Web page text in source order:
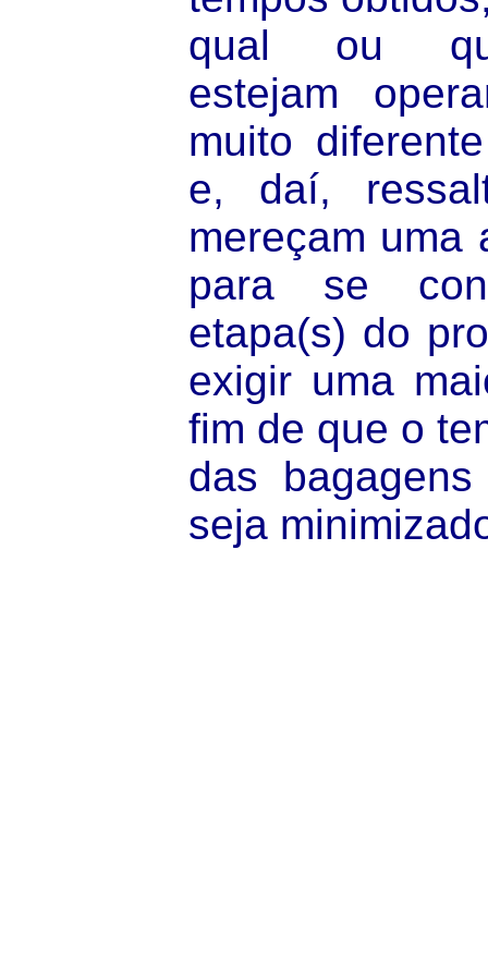
qual ou
estejam
muito
e, daí,
mereçam uma
para se
etapa(s) do
exigir uma
fim de que o
das
seja